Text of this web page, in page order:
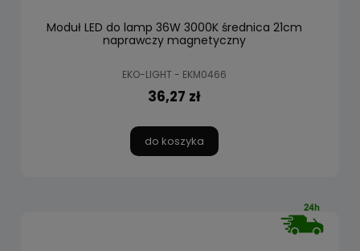
Moduł LED do lamp 36W 3000K średnica 21cm
naprawczy magnetyczny
EKO-LIGHT - EKM0466
36,27 zł
do koszyka